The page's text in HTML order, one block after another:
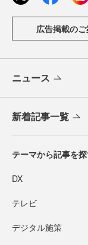
広告掲載の
ニュース
新着記事一覧
テーマから記事を
DX
テレビ
デジタル施策